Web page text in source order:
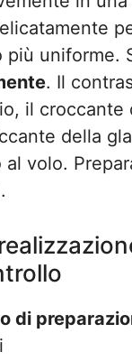
più uniforme.
. Il
il croccante
della
al volo.
di